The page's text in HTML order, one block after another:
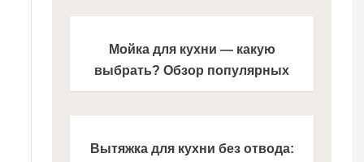
Мойка для кухни — какую
выбрать? Обзор популярных
моделей для современной кухни
Вытяжка для кухни без отвода: